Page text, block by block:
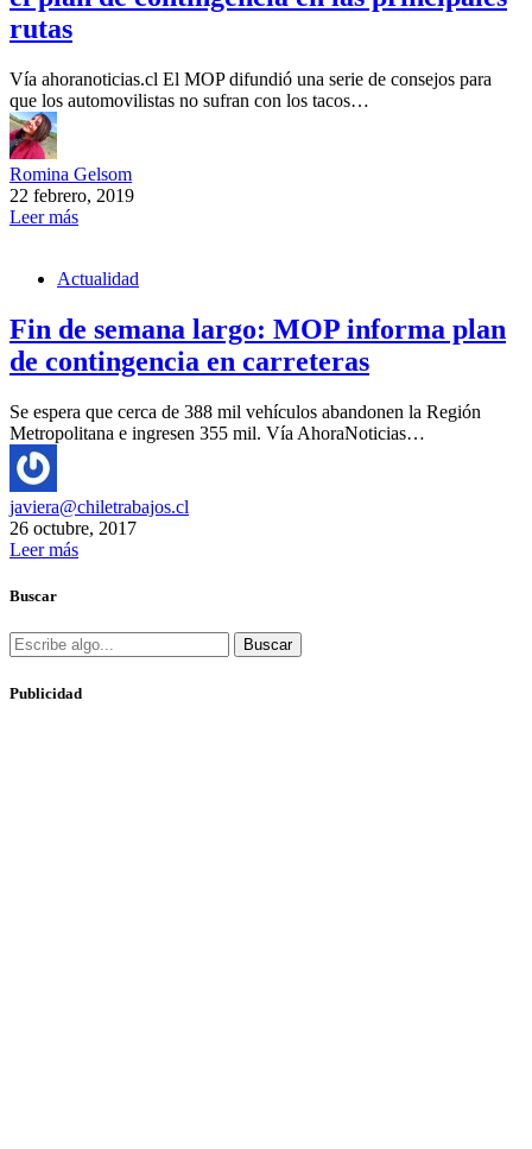
rutas
Vía ahoranoticias.cl El MOP difundió una serie de consejos para
que los automovilistas no sufran con los tacos…
Romina Gelsom
22 febrero, 2019
Leer más
Actualidad
Fin de semana largo: MOP informa plan
de contingencia en carreteras
Se espera que cerca de 388 mil vehículos abandonen la Región
Metropolitana e ingresen 355 mil. Vía AhoraNoticias…
javiera@chiletrabajos.cl
26 octubre, 2017
Leer más
Buscar
Buscar
Publicidad